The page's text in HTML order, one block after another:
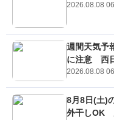
2026.08.08
週間天気予
に注意 西
2026.08.08
8月8日(土)
外干しOK